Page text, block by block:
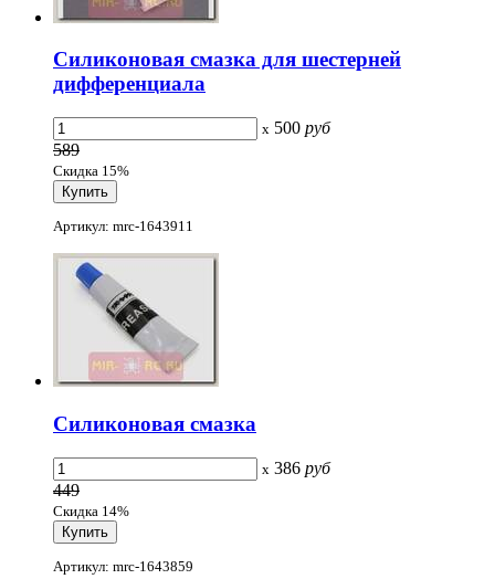
Силиконовая смазка для шестерней
дифференциала
x 500 руб
589
Скидка 15%
Артикул: mrc-1643911
Силиконовая смазка
x 386 руб
449
Скидка 14%
Артикул: mrc-1643859